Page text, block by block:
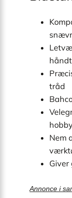
tråd
Nem
Annonce i